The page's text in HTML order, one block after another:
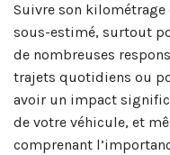
Suivre son
sous-estimé, surtout
de nombreuses
trajets quotidiens ou
avoir un impact
de votre véhicule, et
comprenant